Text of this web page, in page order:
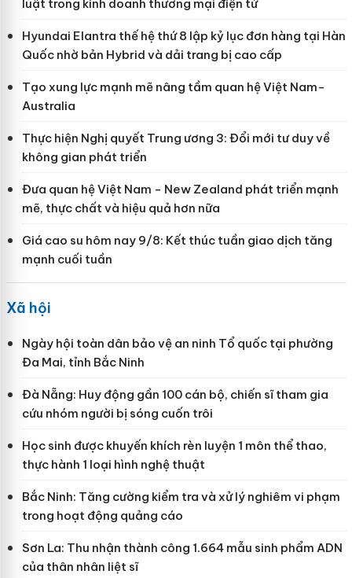
luật trong kinh doanh thương mại điện tử
Hyundai Elantra thế hệ thứ 8 lập kỷ lục đơn hàng tại Hàn
Quốc nhờ bản Hybrid và dải trang bị cao cấp
Tạo xung lực mạnh mẽ nâng tầm quan hệ Việt Nam-
Australia
Thực hiện Nghị quyết Trung ương 3: Đổi mới tư duy về
không gian phát triển
Đưa quan hệ Việt Nam - New Zealand phát triển mạnh
mẽ, thực chất và hiệu quả hơn nữa
Giá cao su hôm nay 9/8: Kết thúc tuần giao dịch tăng
mạnh cuối tuần
Xã hội
Ngày hội toàn dân bảo vệ an ninh Tổ quốc tại phường
Đa Mai, tỉnh Bắc Ninh
Đà Nẵng: Huy động gần 100 cán bộ, chiến sĩ tham gia
cứu nhóm người bị sóng cuốn trôi
Học sinh được khuyến khích rèn luyện 1 môn thể thao,
thực hành 1 loại hình nghệ thuật
Bắc Ninh: Tăng cường kiểm tra và xử lý nghiêm vi phạm
trong hoạt động quảng cáo
Sơn La: Thu nhận thành công 1.664 mẫu sinh phẩm ADN
của thân nhân liệt sĩ